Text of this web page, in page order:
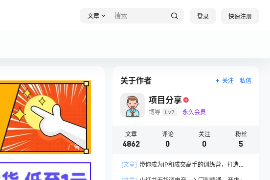
文章 登录 快速注册
广告
关于作者 关注 私信
项目分享
博导 Lv7 永久会员
文章
4862
评论
0
关注
0
粉丝
5
[文章] 带你成为IP和成交高手的训练营，打造